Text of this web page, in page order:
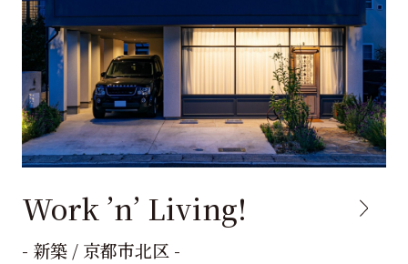
Work ’n’ Living!
- 新築 / 京都市北区 -